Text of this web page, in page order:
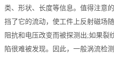
类、形状、长度等信息。值得注意
挡了它的流动，使工件上反射磁场
阻抗和电压改变而被探测出;如果裂
陷很难被发现。因此，一般涡流检